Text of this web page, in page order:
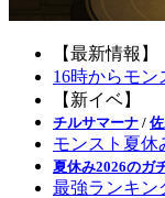
【最新情報】
16時からモン
【新イベ】
チルサマーナ /
モンスト夏休
夏休み2026のガ
最強ランキン